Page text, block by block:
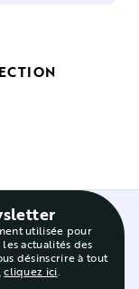
utilisée pour
actualités des
désinscrire à tout
cliquez ici.